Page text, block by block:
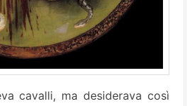
cavalli, ma desiderava così